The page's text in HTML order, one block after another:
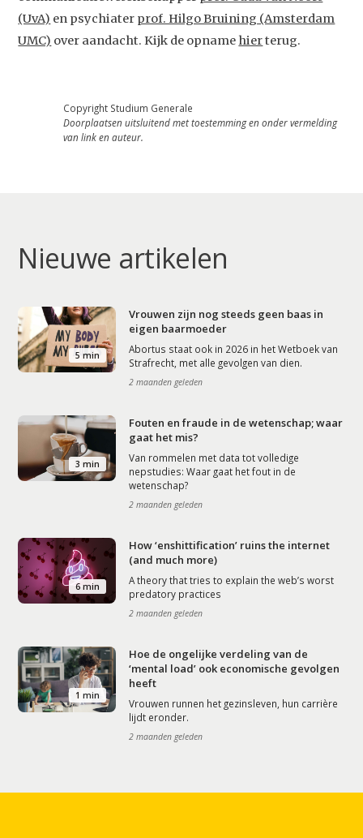
Podcast
Contact
(UvA) en psychiater prof. Hilgo Bruining (Amsterdam
UMC) over aandacht. Kijk de opname hierterug.
Copyright Studium Generale
Doorplaatsen uitsluitend met toestemming en onder vermelding
van link en auteur.
Nieuwe artikelen
5 min
Vrouwen zijn nog steeds geen baas in
eigen baarmoeder
Abortus staat ook in 2026 in het Wetboek van
Strafrecht, met alle gevolgen van dien.
2 maanden geleden
3 min
Fouten en fraude in de wetenschap; waar
gaat het mis?
Van rommelen met data tot volledige
nepstudies: Waar gaat het fout in de
wetenschap?
2 maanden geleden
6 min
How ‘enshittification’ ruins the internet
(and much more)
A theory that tries to explain the web’s worst
predatory practices
2 maanden geleden
1 min
Hoe de ongelijke verdeling van de
‘mental load’ ook economische gevolgen
heeft
Vrouwen runnen het gezinsleven, hun carrière
lijdt eronder.
2 maanden geleden